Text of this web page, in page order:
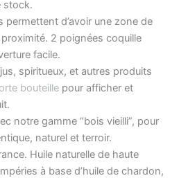
stock.
d’avoir une zone de
2 poignées coquille
facile.
spiritueux, et autres produits
bouteille pour afficher et
notre gamme “bois vieilli”, pour
naturel et terroir.
Huile naturelle de haute
à base d’huile de chardon,